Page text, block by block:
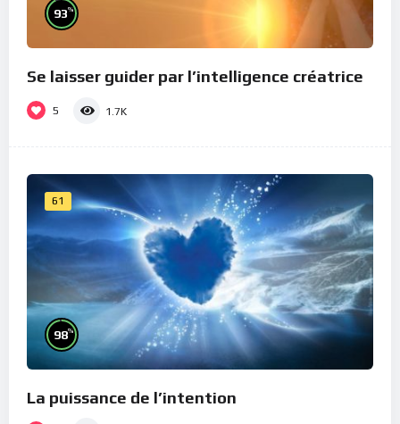
93%
Se laisser guider par l’intelligence créatrice
5 1.7K
61
98%
La puissance de l’intention